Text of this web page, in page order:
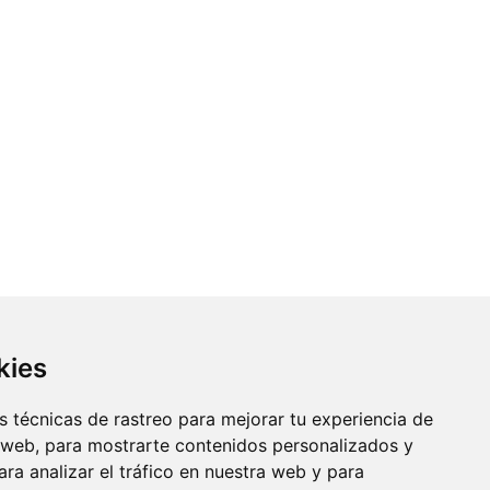
técnicas de rastreo para mejorar tu experiencia de
para mostrarte contenidos personalizados y
analizar el tráfico en nuestra web y para